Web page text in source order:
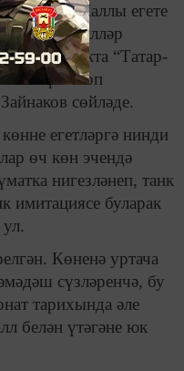
данын Чаллы егете
вәкилләр
Бу хакта “Татар-
ворк-шоп
сөйләде.
егетләргә нинди
өч көн эчендә
нигезләнеп, танк
имитациясе буларак
Көненә уртача
сүзләренчә, бу
тарихында әле
белән үтәгәне юк